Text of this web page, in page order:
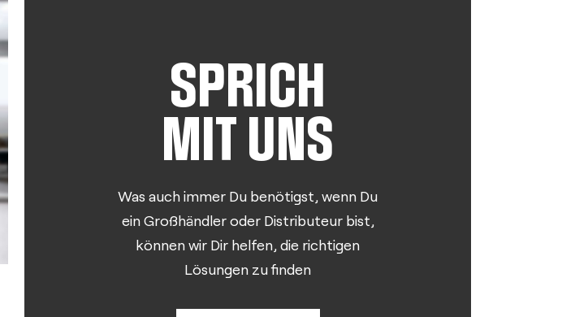
SPRICH
MIT UNS
Was auch immer Du benötigst, wenn Du
ein Großhändler oder Distributeur bist,
können wir Dir helfen, die richtigen
Lösungen zu finden